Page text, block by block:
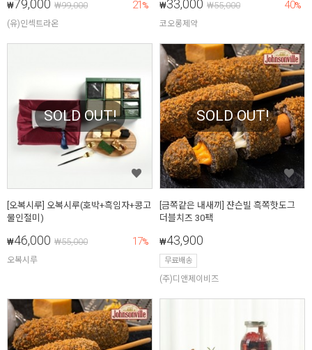
₩79,000 ₩99,000 21 %
(유)인섹트라온
₩33,000 ₩55,000 40%
코오롱제약
SOLD OUT!
[오복시루] 오복시루(호박+흑임자+콩고
물인절미)
₩46,000 ₩55,000 17%
오복시루
SOLD OUT!
[금쪽같은 내새끼] 쟌슨빌 흑쪽핫도그
더블치즈 30팩
₩43,900
무료배송
(주)디앤제이비즈